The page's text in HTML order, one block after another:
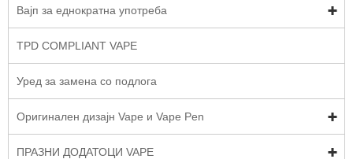
Вајп за еднократна употреба
TPD COMPLIANT VAPE
Уред за замена со подлога
Оригинален дизајн Vape и Vape Pen
ПРАЗНИ ДОДАТОЦИ VAPE